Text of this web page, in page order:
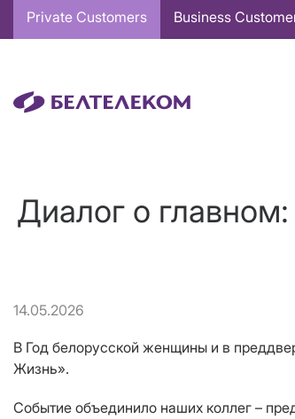
Основная
навигация
Private Customers Business
Диалог о
14.05.2026
В Год белорусской женщины и в
Жизнь».
Событие объединило наших коллег –